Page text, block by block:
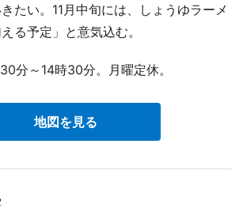
たい。11月中旬には、しょうゆラーメ
る予定」と意気込む。
分～14時30分。月曜定休。
地図を見る